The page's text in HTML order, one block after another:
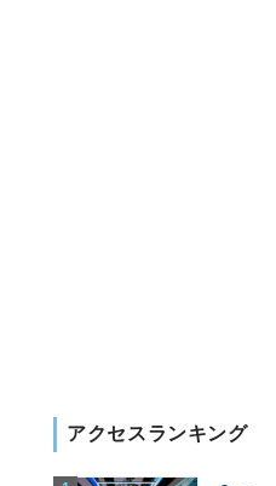
アクセスランキング